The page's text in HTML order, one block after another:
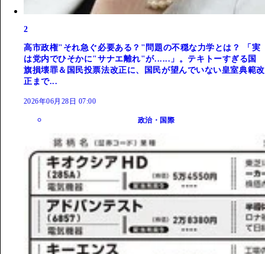
2
高市政権"それ急ぐ必要ある？"問題の不穏な力学とは？ 「実
は党内でひそかに"サナエ離れ"が......」。テキトーすぎる国
旗損壊罪＆国民投票法改正に、国民が望んでいない皇室典範改
正まで...
2026年06月28日 07:00
政治・国際